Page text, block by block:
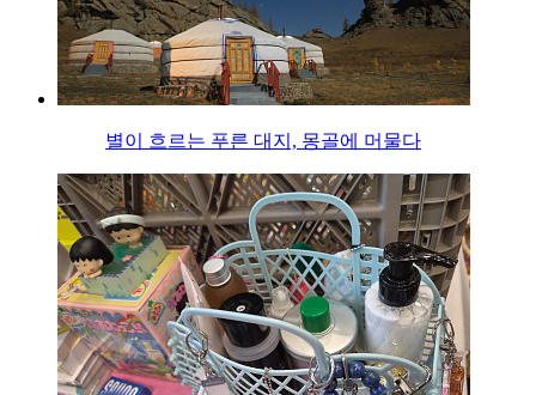
별이 흐르는 푸른 대지, 몽골에 머물다